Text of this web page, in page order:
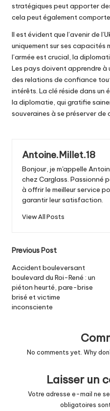
stratégiques peut apporter
cela peut également
Il est évident que l’avenir de
uniquement sur ses capacités
l’armée est crucial, la
Les pays doivent apprendre
des relations de confiance
intérêts. La clé réside dans un
la diplomatie, qui gratifie
souveraines à se préserver de
Antoine.Millet.18
Bonjour, je m'appelle
chez Carglass. Passionné
à offrir le meilleur service
garantir leur satisfaction.
View All Posts
Post
navigation
Previous Post
Accident bouleversant
boulevard du Roi-René : un
piéton heurté, pare-brise
brisé et victime
inconsciente
No comments yet. Why
Laisser un
Votre adresse e-mail ne
obligatoires